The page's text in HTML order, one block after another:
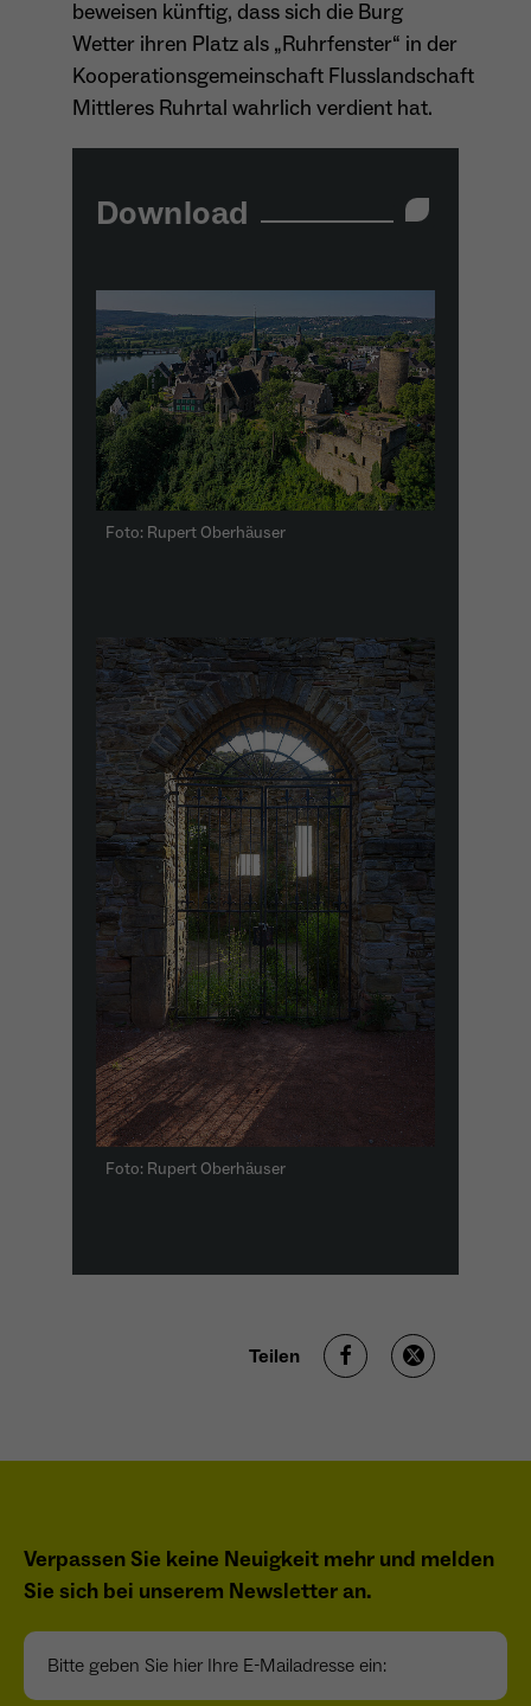
wiederkehrend ist.
Laufzeit 4 Monate
Zweck
und Werbewirksamkeitsmessung - Hilft zu
verstehen, wie Nutzer mit Anzeigen
interagieren
Name _fbp
Meta Platforms Inc. (Facebook)
Zweck
- Wiedererkennung von Nutzern zwischen
Websites - Ausspielung personalisierter
Werbung - Messung von Conversions aus
Facebook-/Instagram-Werbung
beweisen künftig, dass sich die Burg
Wetter ihren Platz als „Ruhrfenster“ in der
Kooperationsgemeinschaft Flusslandschaft
Mittleres Ruhrtal wahrlich verdient hat.
Download
Foto: Rupert Oberhäuser
Foto: Rupert Oberhäuser
Teilen
Verpassen Sie keine Neuigkeit mehr und melden
Sie sich bei unserem Newsletter an.
Bitte geben Sie hier Ihre E-Mailadresse ein: